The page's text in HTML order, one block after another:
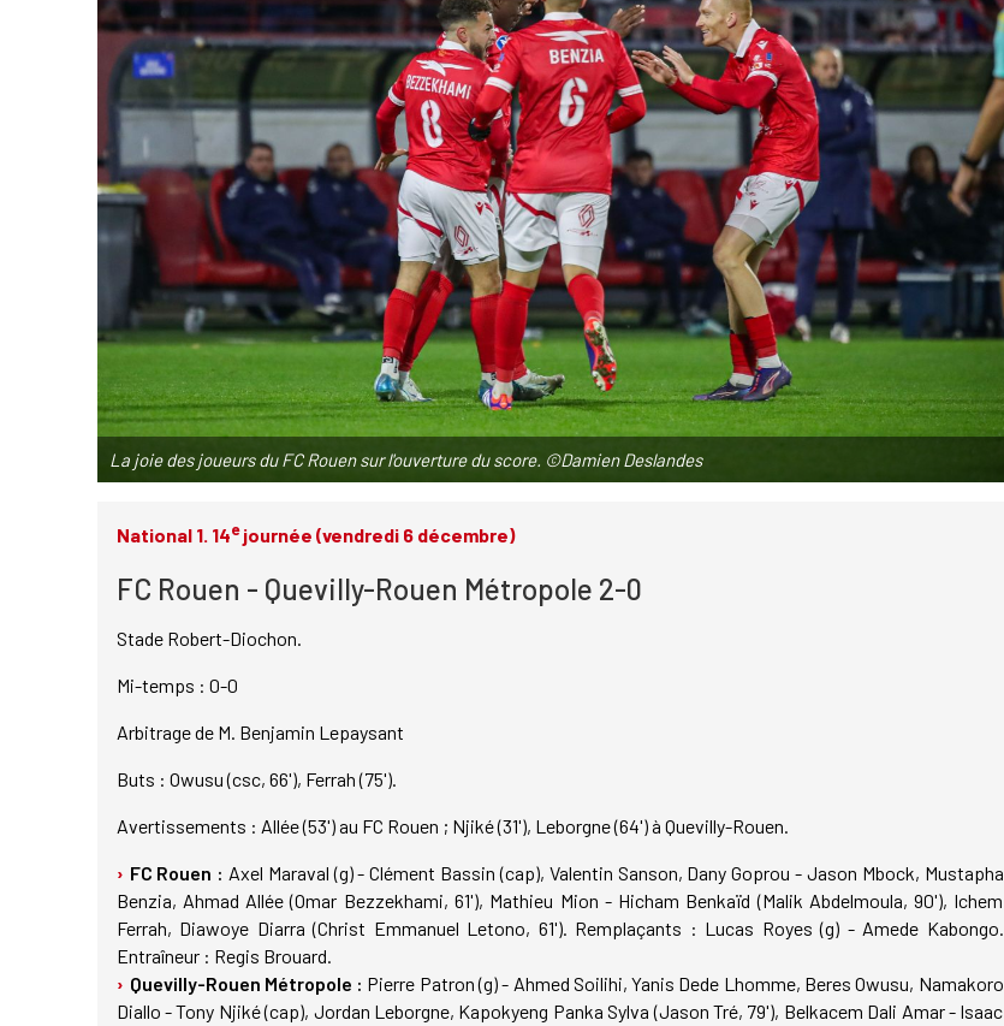
La joie des joueurs du FC Rouen sur l'ouverture du score. ©Damien Deslandes
National 1. 14ejournée (vendredi 6 décembre)
FC Rouen - Quevilly-Rouen Métropole 2-0
Stade Robert-Diochon.
Mi-temps : 0-0
Arbitrage de M. Benjamin Lepaysant
Buts : Owusu (csc, 66'), Ferrah (75').
Avertissements : Allée (53') au FC Rouen ; Njiké (31'), Leborgne (64') à Quevilly-Rouen.
FC Rouen : Axel Maraval (g) - Clément Bassin (cap), Valentin Sanson, Dany Goprou - Jason Mbock, Mustapha
Benzia, Ahmad Allée (Omar Bezzekhami, 61'), Mathieu Mion - Hicham Benkaïd (Malik Abdelmoula, 90'), Ichem
Ferrah, Diawoye Diarra (Christ Emmanuel Letono, 61'). Remplaçants : Lucas Royes (g) - Amede Kabongo.
Entraîneur : Regis Brouard.
Quevilly-Rouen Métropole : Pierre Patron (g) - Ahmed Soilihi, Yanis Dede Lhomme, Beres Owusu, Namakoro
Diallo - Tony Njiké (cap), Jordan Leborgne, Kapokyeng Panka Sylva (Jason Tré, 79'), Belkacem Dali Amar - Isaac